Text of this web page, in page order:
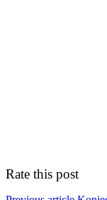
Rate this post